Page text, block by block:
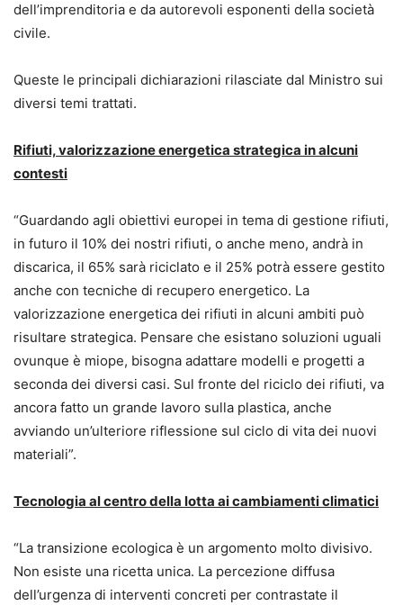
dell’imprenditoria e da autorevoli esponenti della società
civile.
Queste le principali dichiarazioni rilasciate dal Ministro sui
diversi temi trattati.
Rifiuti, valorizzazione energetica strategica in alcuni
contesti
“Guardando agli obiettivi europei in tema di gestione rifiuti,
in futuro il 10% dei nostri rifiuti, o anche meno, andrà in
discarica, il 65% sarà riciclato e il 25% potrà essere gestito
anche con tecniche di recupero energetico. La
valorizzazione energetica dei rifiuti in alcuni ambiti può
risultare strategica. Pensare che esistano soluzioni uguali
ovunque è miope, bisogna adattare modelli e progetti a
seconda dei diversi casi. Sul fronte del riciclo dei rifiuti, va
ancora fatto un grande lavoro sulla plastica, anche
avviando un’ulteriore riflessione sul ciclo di vita dei nuovi
materiali”.
Tecnologia al centro della lotta ai cambiamenti climatici
“La transizione ecologica è un argomento molto divisivo.
Non esiste una ricetta unica. La percezione diffusa
dell’urgenza di interventi concreti per contrastate il